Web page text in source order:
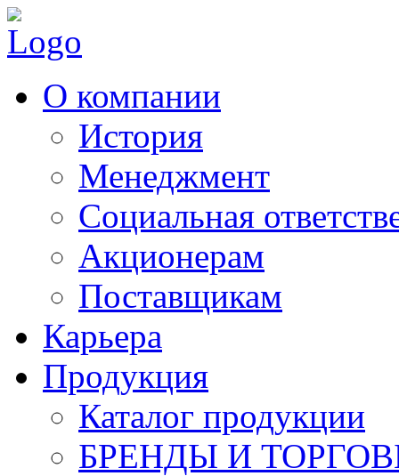
О компании
История
Менеджмент
Социальная
Акционерам
Поставщикам
Карьера
Продукция
Каталог продукции
БРЕНДЫ И